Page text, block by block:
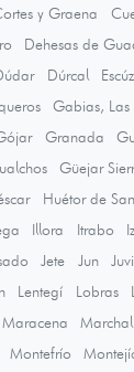
y Graena
Dehesas de
Dúrcal
Gabias, Las
Granada
Güejar
Huétor de
Illora Itrabo
Jete Jun
Lentegí Lobras
Maracena Marchal
Montefrío